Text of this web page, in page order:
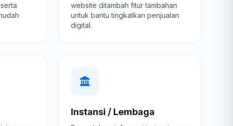
website ditambah fitur tambahan
untuk bantu tingkatkan penjualan
digital.
Instansi / Lembaga